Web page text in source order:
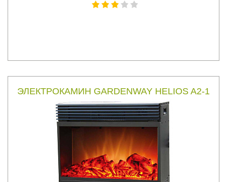
ЭЛЕКТРОКАМИН GARDENWAY HELIOS A2-1